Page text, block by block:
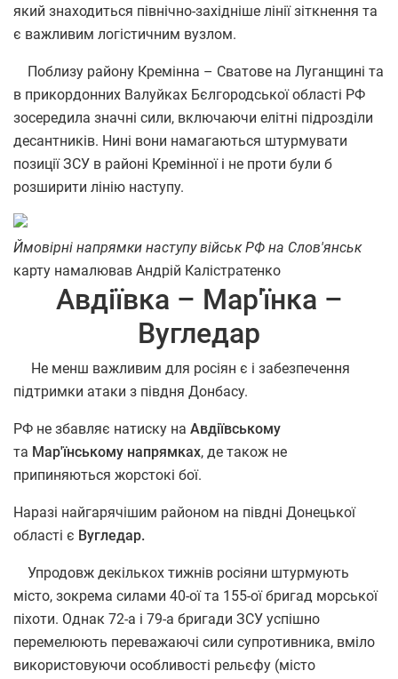
який знаходиться північно-західніше лінії зіткнення та
є важливим логістичним вузлом.
Поблизу району Кремінна – Сватове на Луганщині та
в прикордонних Валуйках Бєлгородської області РФ
зосередила значні сили, включаючи елітні підрозділи
десантників. Нині вони намагаються штурмувати
позиції ЗСУ в районі Кремінної і не проти були б
розширити лінію наступу.
Ймовірні напрямки наступу військ РФ на Слов'янськ
карту намалював Андрій Калістратенко
Авдіївка – Мар'їнка –
Вугледар
Не менш важливим для росіян є і забезпечення
підтримки атаки з півдня Донбасу.
РФ не збавляє натиску на Авдіївському
та Мар'їнському напрямках, де також не
припиняються жорстокі бої.
Наразі найгарячішим районом на півдні Донецької
області є Вугледар.
Упродовж декількох тижнів росіяни штурмують
місто, зокрема силами 40-ої та 155-ої бригад морської
піхоти. Однак 72-а і 79-а бригади ЗСУ успішно
перемелюють переважаючі сили супротивника, вміло
використовуючи особливості рельєфу (місто